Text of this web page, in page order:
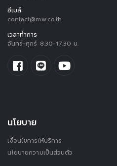
อีเมล์
contact@mw.co.th
เวลาทำการ
จันทร์-ศุกร์ 8.30-17.30 น.
นโยบาย
เงื่อนไขการให้บริการ
นโยบายความเป็นส่วนตัว